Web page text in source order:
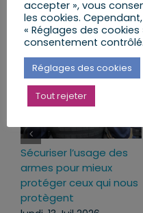
Articles similaires
Sécuriser l’usage des
armes pour mieux
protéger ceux qui nous
protègent
accepter », vous
les cookies.
« Réglages des
consentement contrôlé.
Réglages des cookies
Tout rejeter